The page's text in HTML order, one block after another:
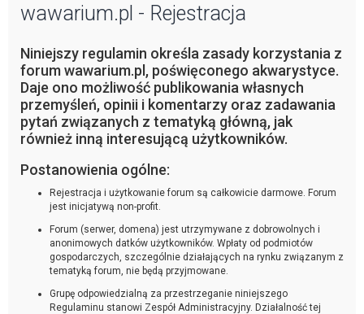
wawarium.pl - Rejestracja
Niniejszy regulamin określa zasady korzystania z
forum wawarium.pl, poświęconego akwarystyce.
Daje ono możliwość publikowania własnych
przemyśleń, opinii i komentarzy oraz zadawania
pytań związanych z tematyką główną, jak
również inną interesującą użytkowników.
Postanowienia ogólne:
Rejestracja i użytkowanie forum są całkowicie darmowe. Forum
jest inicjatywą non-profit.
Forum (serwer, domena) jest utrzymywane z dobrowolnych i
anonimowych datków użytkowników. Wpłaty od podmiotów
gospodarczych, szczególnie działających na rynku związanym z
tematyką forum, nie będą przyjmowane.
Grupę odpowiedzialną za przestrzeganie niniejszego
Regulaminu stanowi Zespół Administracyjny. Działalność tej